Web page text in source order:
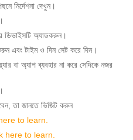
নির্দেশনা দেখুন।
ডিভাইসটি অ্যাডকরুন।
এবং টাইম ও দিন সেট করে দিন।
বা অ্যাপ ব্যবহার না করে সেদিকে নজর
তা জানতে ভিজিট করুন
to learn.
here to learn.